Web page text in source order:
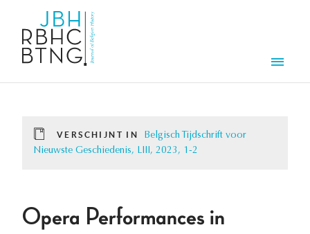
VERSCHIJNT IN
Belgisch Tijdschrift voor
Nieuwste Geschiedenis, LIII, 2023, 1-2
Opera Performances in